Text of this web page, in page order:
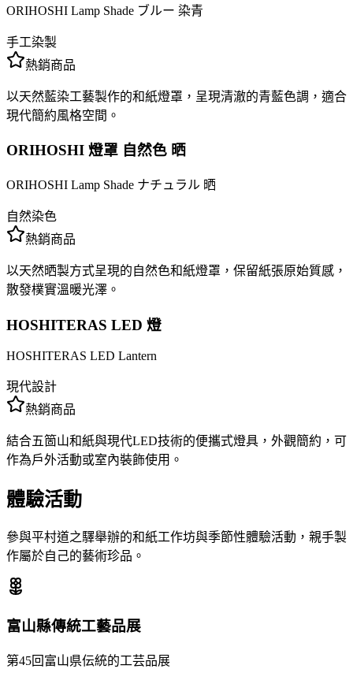
ORIHOSHI Lamp Shade ブルー 染青
手工染製
熱銷商品
以天然藍染工藝製作的和紙燈罩，呈現清澈的青藍色調，適合
現代簡約風格空間。
ORIHOSHI 燈罩 自然色 晒
ORIHOSHI Lamp Shade ナチュラル 晒
自然染色
熱銷商品
以天然晒製方式呈現的自然色和紙燈罩，保留紙張原始質感，
散發樸實溫暖光澤。
HOSHITERAS LED 燈
HOSHITERAS LED Lantern
現代設計
熱銷商品
結合五箇山和紙與現代LED技術的便攜式燈具，外觀簡約，可
作為戶外活動或室內裝飾使用。
體驗活動
參與平村道之驛舉辦的和紙工作坊與季節性體驗活動，親手製
作屬於自己的藝術珍品。
富山縣傳統工藝品展
第45回富山県伝統的工芸品展